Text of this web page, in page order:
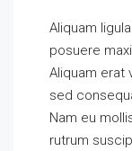
Aliquam
posuere
Aliquam erat
sed
Nam eu
rutrum